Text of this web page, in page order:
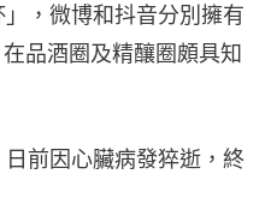
」，微博和抖音分別擁有
品酒圈及精釀圈頗具知
前因心臟病發猝逝，終